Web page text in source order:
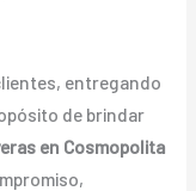
entregando
de brindar
en Cosmopolita